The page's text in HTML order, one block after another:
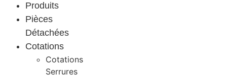
Produits
Pièces
Détachées
Cotations
Cotations
Serrures